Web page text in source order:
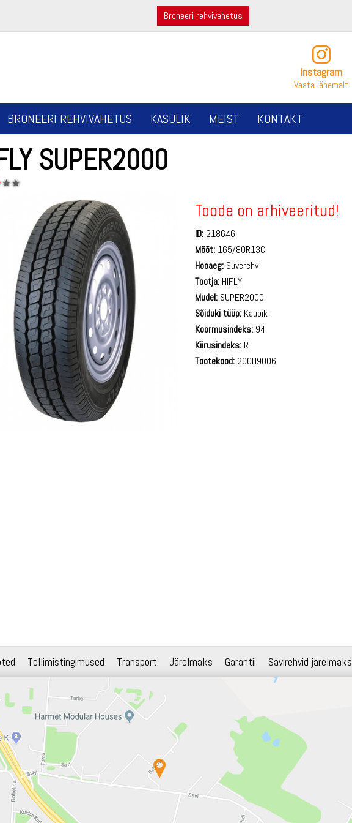
Broneeri rehvivahetus
Instagram
Vaata lähemalt
BRONEERI REHVIVAHETUS KASULIK MEIST KONTAKT
SUPER2000
Toode on arhiveeritud!
ID: 218646
Mõõt: 165/80R13C
Hooaeg: Suverehv
Tootja: HIFLY
Mudel: SUPER2000
Sõiduki tüüp: Kaubik
Koormusindeks: 94
Kiirusindeks: R
Tootekood: 200H9006
Tellimistingimused Transport Järelmaks Garantii Savirehvid järelmaks